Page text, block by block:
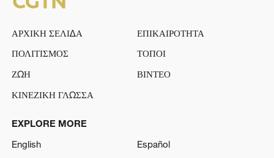
ΑΡΧΙΚΗ ΣΕΛΙΔΑ
ΕΠΙΚΑΙΡΟΤΗΤΑ
ΠΟΛΙΤΙΣΜΟΣ
ΤΟΠΟΙ
ΖΩΗ
ΒΙΝΤΕΟ
ΚΙΝΕΖΙΚΗ ΓΛΩΣΣΑ
EXPLORE MORE
English
Español